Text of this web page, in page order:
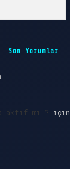
Son Yorumlar
aktif mi ? için